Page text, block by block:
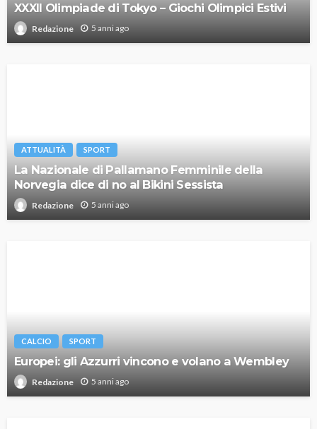
XXXII Olimpiade di Tokyo – Giochi Olimpici Estivi
Redazione 5 anni ago
ATTUALITÀ SPORT
La Nazionale di Pallamano Femminile della
Norvegia dice di no al Bikini Sessista
Redazione 5 anni ago
CALCIO SPORT
Europei: gli Azzurri vincono e volano a Wembley
Redazione 5 anni ago